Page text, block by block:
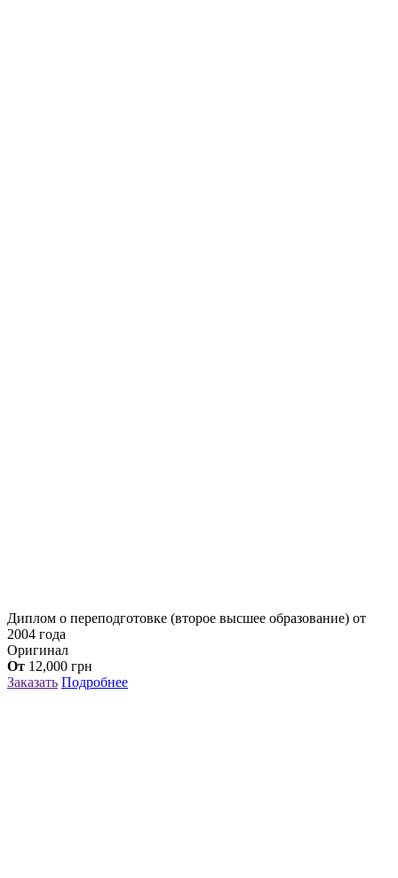
Диплом о переподготовке (второе высшее образование) от
2004 года
Оригинал
От 12,000 грн
Заказать Подробнее